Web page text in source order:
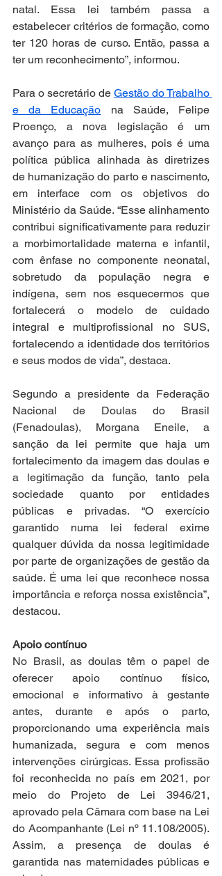
natal. Essa lei também passa a
estabelecer critérios de formação, como
ter 120 horas de curso. Então, passa a
ter um reconhecimento”, informou.
Para o secretário de Gestão do Trabalho
e da Educação na Saúde, Felipe
Proenço, a nova legislação é um
avanço para as mulheres, pois é uma
política pública alinhada às diretrizes
de humanização do parto e nascimento,
em interface com os objetivos do
Ministério da Saúde. “Esse alinhamento
contribui significativamente para reduzir
a morbimortalidade materna e infantil,
com ênfase no componente neonatal,
sobretudo da população negra e
indígena, sem nos esquecermos que
fortalecerá o modelo de cuidado
integral e multiprofissional no SUS,
fortalecendo a identidade dos territórios
e seus modos de vida”, destaca.
Segundo a presidente da Federação
Nacional de Doulas do Brasil
(Fenadoulas), Morgana Eneile, a
sanção da lei permite que haja um
fortalecimento da imagem das doulas e
a legitimação da função, tanto pela
sociedade quanto por entidades
públicas e privadas. “O exercício
garantido numa lei federal exime
qualquer dúvida da nossa legitimidade
por parte de organizações de gestão da
saúde. É uma lei que reconhece nossa
importância e reforça nossa existência”,
destacou.
Apoio contínuo
No Brasil, as doulas têm o papel de
oferecer apoio contínuo físico,
emocional e informativo à gestante
antes, durante e após o parto,
proporcionando uma experiência mais
humanizada, segura e com menos
intervenções cirúrgicas. Essa profissão
foi reconhecida no país em 2021, por
meio do Projeto de Lei 3946/21,
aprovado pela Câmara com base na Lei
do Acompanhante (Lei nº 11.108/2005).
Assim, a presença de doulas é
garantida nas maternidades públicas e